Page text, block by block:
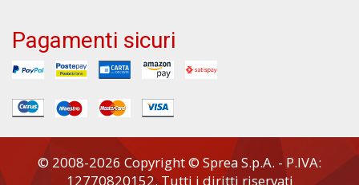
Pagamenti sicuri
© 2008-2026 Copyright © Sprea S.p.A. - P.IVA:
12770820152. Tutti i diritti riservati